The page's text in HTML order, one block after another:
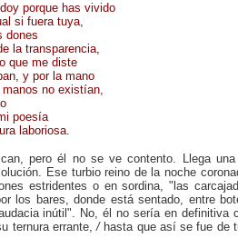
porque has vivido
si fuera tuya,
dones
la transparencia,
que me diste
y por la mano
no existían,
poesía
laboriosa.
pero él no se ve contento. Llega
Ese turbio reino de la noche
estridentes o en sordina, "las
los bares, donde está sentado, entre
inútil". No, él no sería en
ternura errante,/ hasta que así se fue de